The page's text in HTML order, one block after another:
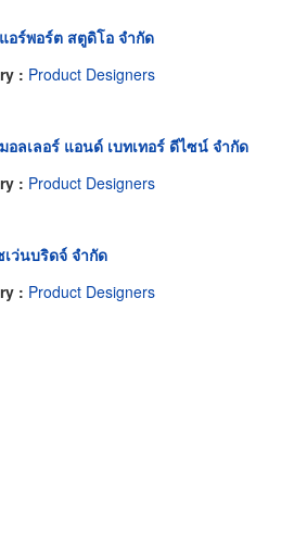
อร์พอร์ต สตูดิโอ จำกัด
: Product Designers
อลเลอร์ แอนด์ เบทเทอร์ ดีไซน์ จำกัด
: Product Designers
เว่นบริดจ์ จำกัด
: Product Designers